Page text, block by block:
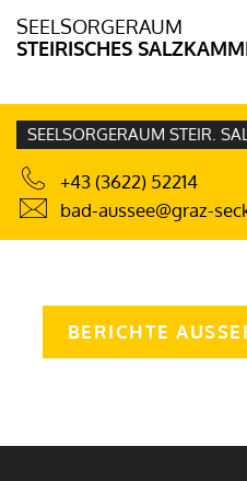
SEELSORGERAUM
SEELSORGERAUM STEIR.
+43 (3622) 52214
bad-aussee@graz-
BERICHTE